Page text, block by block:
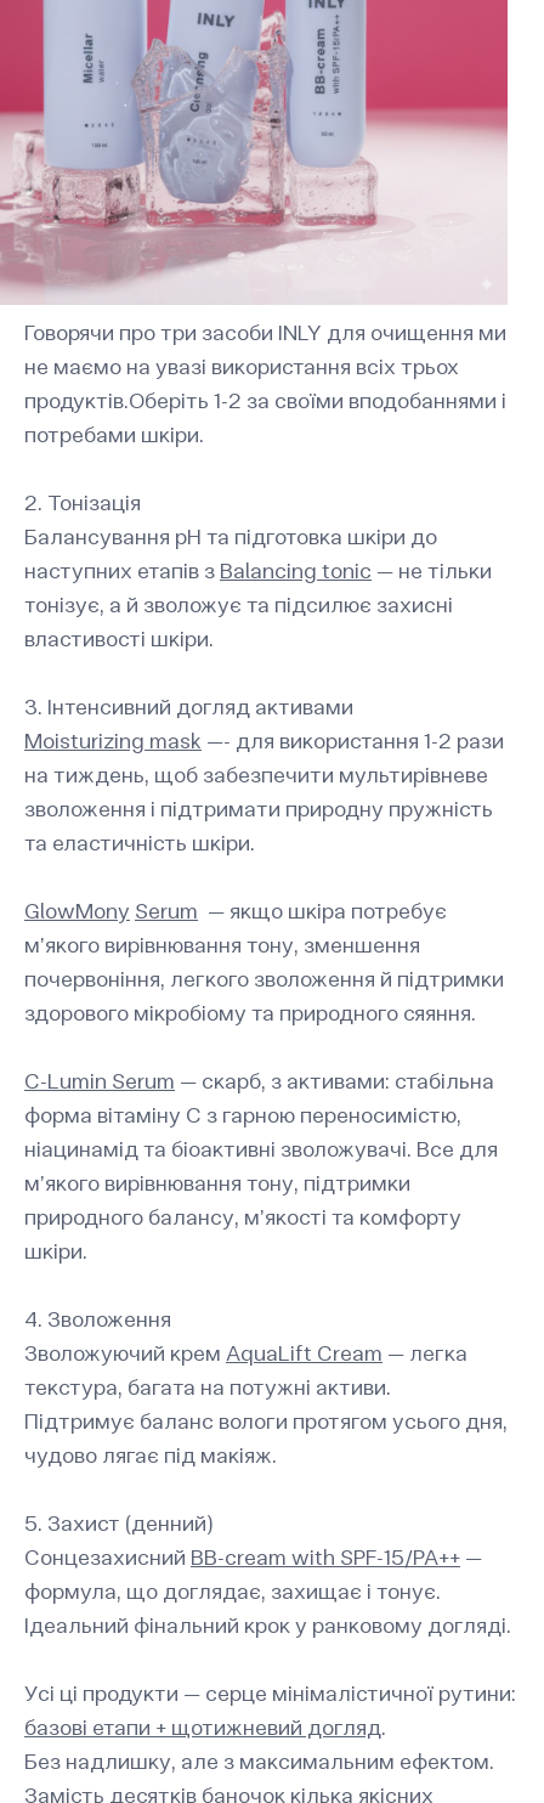
Говорячи про три засоби INLY для очищення ми
не маємо на увазі використання всіх трьох
продуктів.Оберіть 1-2 за своїми вподобаннями і
потребами шкіри.
2. Тонізація
Балансування pH та підготовка шкіри до
наступних етапів з Balancing tonic — не тільки
тонізує, а й зволожує та підсилює захисні
властивості шкіри.
3. Інтенсивний догляд активами
Moisturizing mask —- для використання 1-2 рази
на тиждень, щоб забезпечити мультирівневе
зволоження і підтримати природну пружність
та еластичність шкіри.
GlowMony Serum — якщо шкіра потребує
м’якого вирівнювання тону, зменшення
почервоніння, легкого зволоження й підтримки
здорового мікробіому та природного сяяння.
C-Lumin Serum — скарб, з активами: стабільна
форма вітаміну С з гарною переносимістю,
ніацинамід та біоактивні зволожувачі. Все для
м’якого вирівнювання тону, підтримки
природного балансу, м’якості та комфорту
шкіри.
4. Зволоження
Зволожуючий крем AquaLift Cream — легка
текстура, багата на потужні активи.
Підтримує баланс вологи протягом усього дня,
чудово лягає під макіяж.
5. Захист (денний)
Сонцезахисний BB-cream with SPF-15/PA++ —
формула, що доглядає, захищає і тонує.
Ідеальний фінальний крок у ранковому догляді.
Усі ці продукти — серце мінімалістичної рутини:
базові етапи + щотижневий догляд.
Без надлишку, але з максимальним ефектом.
Замість десятків баночок кілька якісних